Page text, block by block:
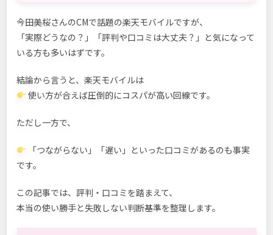
今田美桜さんのCMで話題の楽天モバイルですが、
「実際どうなの？」「評判や口コミは大丈夫？」と気になって
いる方も多いはずです。
結論から言うと、楽天モバイルは
使い方が合えば圧倒的にコスパが高い回線です。
ただし一方で、
「つながらない」「遅い」といった口コミがあるのも事実
です。
この記事では、評判・口コミを踏まえて、
本当の使い勝手と失敗しない判断基準を整理します。